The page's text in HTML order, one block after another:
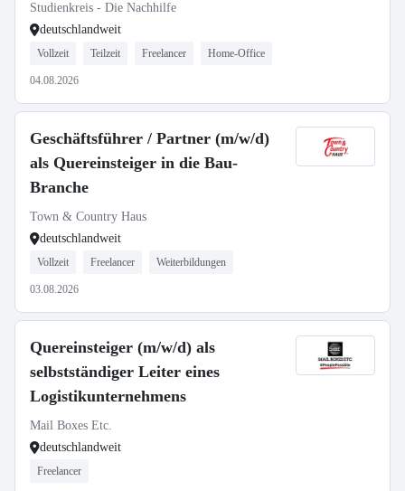
Studienkreis - Die Nachhilfe
deutschlandweit
Vollzeit Teilzeit Freelancer Home-Office
04.08.2026
Geschäftsführer / Partner (m/w/d)
als Quereinsteiger in die Bau-
Branche
Town & Country Haus
deutschlandweit
Vollzeit Freelancer Weiterbildungen
03.08.2026
Quereinsteiger (m/w/d) als
selbstständiger Leiter eines
Logistikunternehmens
Mail Boxes Etc.
deutschlandweit
Freelancer